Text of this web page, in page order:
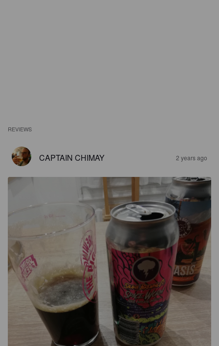
REVIEWS
CAPTAIN CHIMAY 2 years ago